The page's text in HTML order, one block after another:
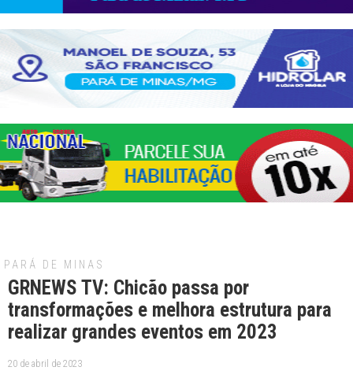
PARÁ DE MINAS
GRNEWS TV: Chicão passa por
transformações e melhora estrutura para
realizar grandes eventos em 2023
20 de abril de 2023